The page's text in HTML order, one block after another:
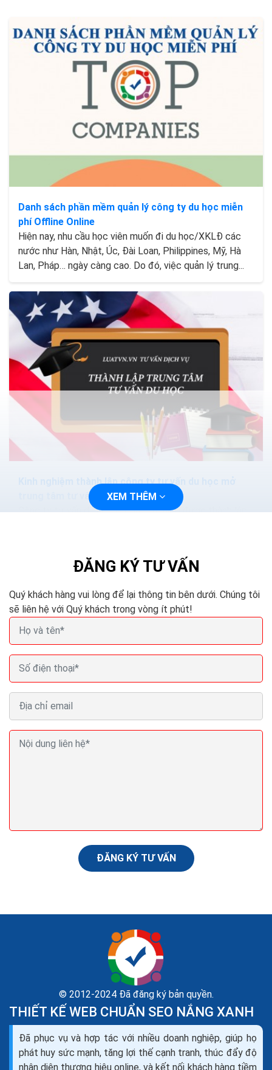
Danh sách phần mềm quản lý công ty du học miễn
phí Offline Online
Hiện nay, nhu cầu học viên muốn đi du học/XKLĐ các
nước như Hàn, Nhật, Úc, Đài Loan, Philippines, Mỹ, Hà
Lan, Pháp… ngày càng cao. Do đó, việc quản lý trung...
Kinh nghiệm thành lập công ty tư vấn du học mở
trung tâm tư vấn du học
Công ty tư vấn du học là doanh nghiệp được thành lập
Hướng dẫn đặt tên công ty tư vấn du học hay hợp
phong thủy
Đối với công ty tư vấn du học, tên của công ty đồng
XEM THÊM
ĐĂNG KÝ TƯ VẤN
Quý khách hàng vui lòng để lại thông tin bên dưới. Chúng tôi
sẽ liên hệ với Quý khách trong vòng ít phút!
ĐĂNG KÝ TƯ VẤN
© 2012-2024 Đã đăng ký bản quyền.
THIẾT KẾ WEB CHUẨN SEO NẮNG XANH
Đã phục vụ và hợp tác với nhiều doanh nghiệp, giúp họ
phát huy sức mạnh, tăng lợi thế cạnh tranh, thúc đẩy độ
nhận diện thương hiệu online, và kết nối khách hàng tiềm